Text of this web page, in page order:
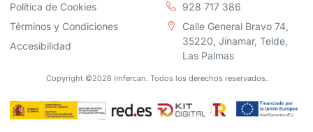
Política de Cookies
Términos y Condiciones
Accesibilidad
928 717 386
Calle General Bravo 74,
35220, Jinamar, Telde,
Las Palmas
Copyright ©2026 Imfercan. Todos los derechos reservados.